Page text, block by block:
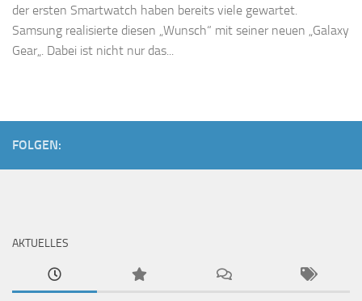
der ersten Smartwatch haben bereits viele gewartet.
Samsung realisierte diesen „Wunsch“ mit seiner neuen „Galaxy
Gear„. Dabei ist nicht nur das...
FOLGEN:
AKTUELLES